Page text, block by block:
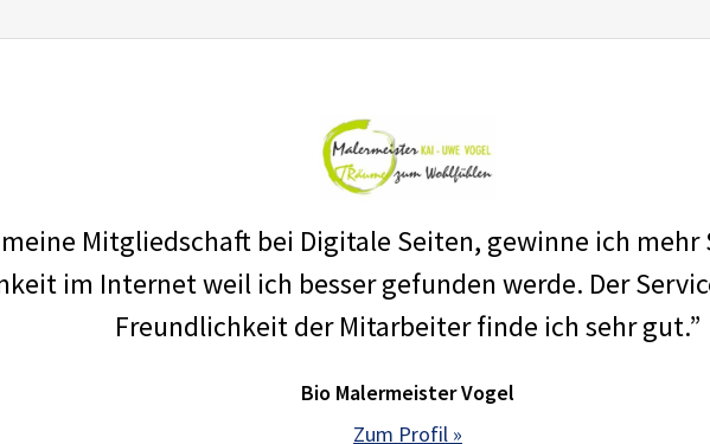
Mitgliedschaft bei Digitale Seiten, gewinne ich
im Internet weil ich besser gefunden werde. Der
Freundlichkeit der Mitarbeiter finde ich sehr gut.”
Bio Malermeister Vogel
Zum Profil »